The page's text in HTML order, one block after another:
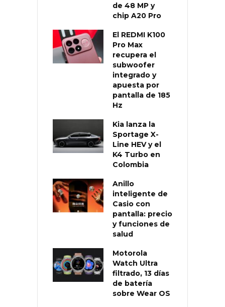
de 48 MP y
chip A20 Pro
El REDMI K100
Pro Max
recupera el
subwoofer
integrado y
apuesta por
pantalla de 185
Hz
Kia lanza la
Sportage X-
Line HEV y el
K4 Turbo en
Colombia
Anillo
inteligente de
Casio con
pantalla: precio
y funciones de
salud
Motorola
Watch Ultra
filtrado, 13 días
de batería
sobre Wear OS